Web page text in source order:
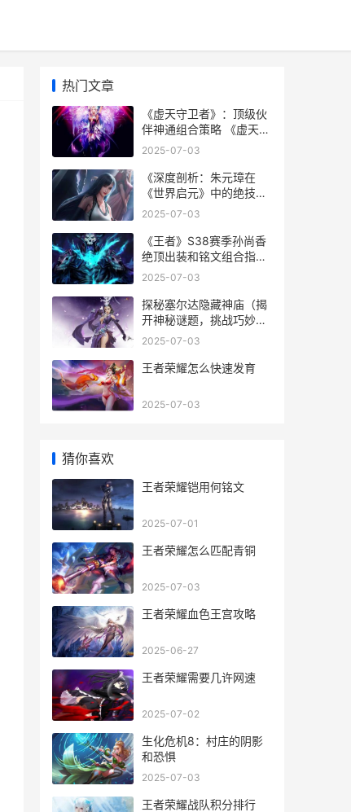
热门文章
《虚天守卫者》：顶级伙
伴神通组合策略 《虚天守
卫者》百度百科
2025-07-03
《深度剖析：朱元璋在
《世界启元》中的绝技和
策略》
2025-07-03
《王者》S38赛季孙尚香
绝顶出装和铭文组合指导
王者s38赛季皮肤
2025-07-03
探秘塞尔达隐藏神庙（揭
开神秘谜题，挑战巧妙机
关）
2025-07-03
王者荣耀怎么快速发育
2025-07-03
猜你喜欢
王者荣耀铠用何铭文
2025-07-01
王者荣耀怎么匹配青铜
2025-07-03
王者荣耀血色王宫攻略
2025-06-27
王者荣耀需要几许网速
2025-07-02
生化危机8：村庄的阴影
和恐惧
2025-07-03
王者荣耀战队积分排行